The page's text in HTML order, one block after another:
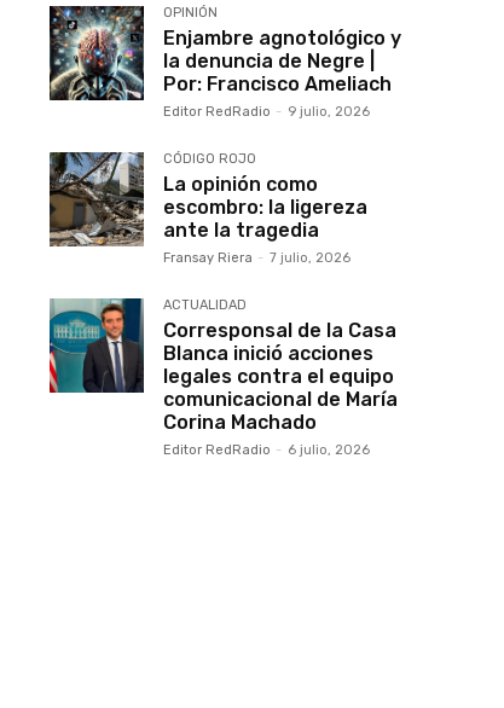
OPINIÓN
Enjambre agnotológico y
la denuncia de Negre |
Por: Francisco Ameliach
Editor RedRadio - 9 julio, 2026
CÓDIGO ROJO
La opinión como
escombro: la ligereza
ante la tragedia
Fransay Riera - 7 julio, 2026
ACTUALIDAD
Corresponsal de la Casa
Blanca inició acciones
legales contra el equipo
comunicacional de María
Corina Machado
Editor RedRadio - 6 julio, 2026